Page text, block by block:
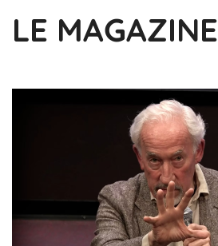
LE MAGAZINE